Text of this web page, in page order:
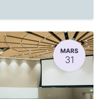
MARS
31